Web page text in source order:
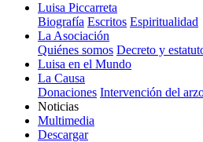
Luisa Piccarreta
Biografía Escritos Espiritualidad
La Asociación
Quiénes somos Decreto y
Luisa en el Mundo
La Causa
Donaciones Intervención del
Noticias
Multimedia
Descargar